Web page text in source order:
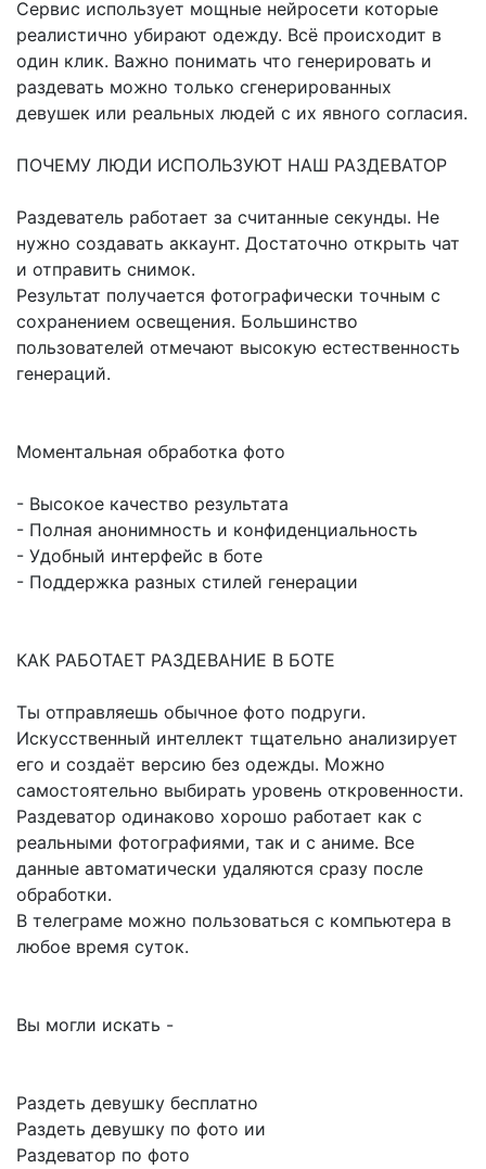
Сервис использует мощные нейросети которые
реалистично убирают одежду. Всё происходит в
один клик. Важно понимать что генерировать и
раздевать можно только сгенерированных
девушек или реальных людей с их явного согласия.
ПОЧЕМУ ЛЮДИ ИСПОЛЬЗУЮТ НАШ РАЗДЕВАТОР
Раздеватель работает за считанные секунды. Не
нужно создавать аккаунт. Достаточно открыть чат
и отправить снимок.
Результат получается фотографически точным с
сохранением освещения. Большинство
пользователей отмечают высокую естественность
генераций.
Моментальная обработка фото
- Высокое качество результата
- Полная анонимность и конфиденциальность
- Удобный интерфейс в боте
- Поддержка разных стилей генерации
КАК РАБОТАЕТ РАЗДЕВАНИЕ В БОТЕ
Ты отправляешь обычное фото подруги.
Искусственный интеллект тщательно анализирует
его и создаёт версию без одежды. Можно
самостоятельно выбирать уровень откровенности.
Раздеватор одинаково хорошо работает как с
реальными фотографиями, так и с аниме. Все
данные автоматически удаляются сразу после
обработки.
В телеграме можно пользоваться с компьютера в
любое время суток.
Вы могли искать -
Раздеть девушку бесплатно
Раздеть девушку по фото ии
Раздеватор по фото